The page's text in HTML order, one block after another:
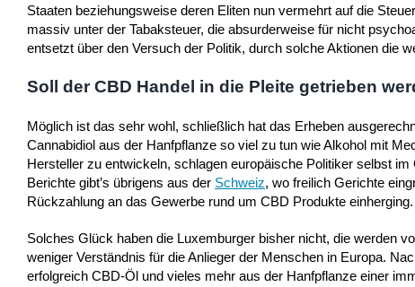
Staaten beziehungsweise deren Eliten nun vermehrt auf die
massiv unter der Tabaksteuer, die absurderweise für nicht
entsetzt über den Versuch der Politik, durch solche Aktionen die
Soll der CBD Handel in die Pleite getrieben
Möglich ist das sehr wohl, schließlich hat das Erheben
Cannabidiol aus der Hanfpflanze so viel zu tun wie Alkohol mit
Hersteller zu entwickeln, schlagen europäische Politiker selbst
Berichte gibt’s übrigens aus der Schweiz, wo freilich Gerichte
Rückzahlung an das Gewerbe rund um CBD Produkte einherging.
Solches Glück haben die Luxemburger bisher nicht, die werden
weniger Verständnis für die Anlieger der Menschen in Europa.
erfolgreich CBD-Öl und vieles mehr aus der Hanfpflanze einer